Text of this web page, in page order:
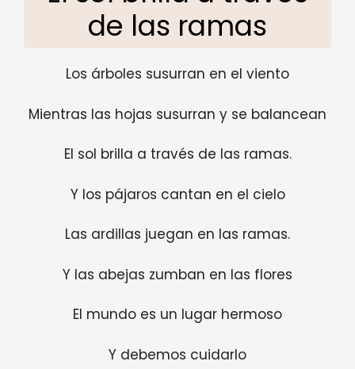
de las ramas
Los árboles susurran en el viento
Mientras las hojas susurran y se balancean
El sol brilla a través de las ramas.
Y los pájaros cantan en el cielo
Las ardillas juegan en las ramas.
Y las abejas zumban en las flores
El mundo es un lugar hermoso
Y debemos cuidarlo